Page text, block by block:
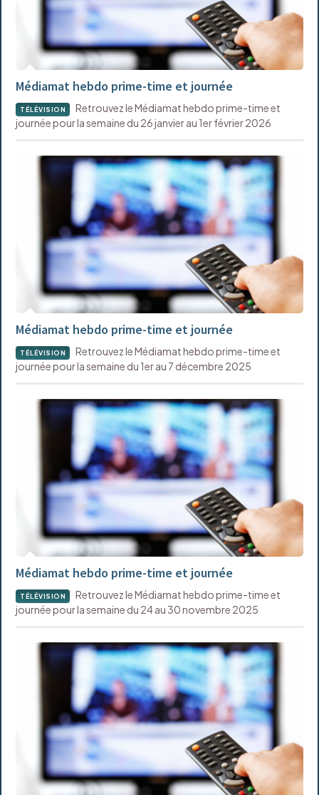
Médiamat hebdo prime-time et journée
TÉLÉVISION
Retrouvez le Médiamat hebdo prime-time et
journée pour la semaine du 26 janvier au 1er février 2026
Médiamat hebdo prime-time et journée
TÉLÉVISION
Retrouvez le Médiamat hebdo prime-time et
journée pour la semaine du 1er au 7 décembre 2025
Médiamat hebdo prime-time et journée
TÉLÉVISION
Retrouvez le Médiamat hebdo prime-time et
journée pour la semaine du 24 au 30 novembre 2025